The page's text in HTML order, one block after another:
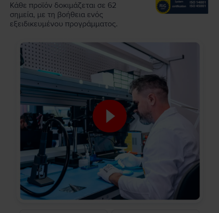
Κάθε προϊόν δοκιμάζεται σε 62
σημεία, με τη βοήθεια ενός
εξειδικευμένου προγράμματος.